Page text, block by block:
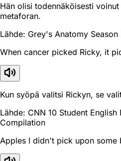
Hän olisi todennäköisesti
metaforan.
Lähde: Grey's Anatomy Season
When cancer picked Ricky, it
Kun syöpä valitsi Rickyn, se
Lähde: CNN 10 Student English
Compilation
Apples I didn't pick upon some